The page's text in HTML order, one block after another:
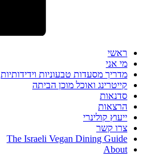
ראשי
מי אני
מדריך מסעדות טבעוניות וידידותיות
קייטרינג ואוכל מוכן הביתה
סדנאות
הרצאות
ייעוץ קולינרי
צרו קשר
The Israeli Vegan Dining Guide
About